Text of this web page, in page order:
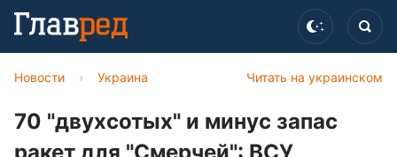
Читать на украинском
Новости › Украина
70 "двухсотых" и минус запас